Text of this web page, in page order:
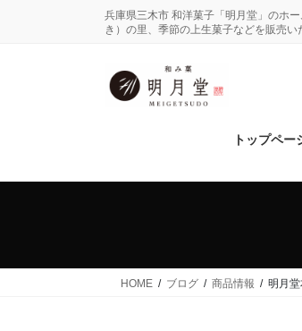
移
兵庫県三木市 和洋菓子「明月堂」のホ
き）の里、季節の上生菓子などを販売
トップペー
HOME ブログ 商品情報 明月